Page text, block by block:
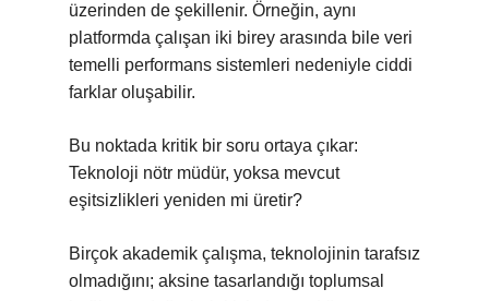
üzerinden de şekillenir. Örneğin, aynı
platformda çalışan iki birey arasında bile veri
temelli performans sistemleri nedeniyle ciddi
farklar oluşabilir.
Bu noktada kritik bir soru ortaya çıkar:
Teknoloji nötr müdür, yoksa mevcut
eşitsizlikleri yeniden mi üretir?
Birçok akademik çalışma, teknolojinin tarafsız
olmadığını; aksine tasarlandığı toplumsal